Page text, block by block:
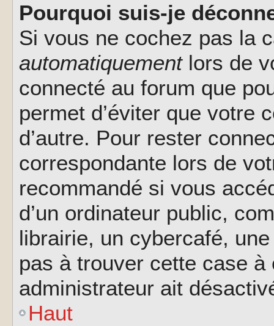
Pourquoi suis-je
Si vous ne cochez pas la
automatiquementlors de
connecté au forum que
permet d’éviter que votre
d’autre. Pour rester
correspondante lors de
recommandé si vous
d’un ordinateur public,
librairie, un cybercafé,
pas à trouver cette case à
administrateur ait
Haut